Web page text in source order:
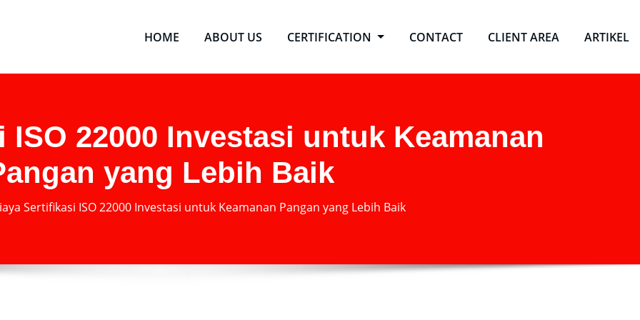
HOME ABOUT US CERTIFICATION CONTACT CLIENT AREA ARTIKEL
22000 Investasi untuk Keamanan
yang Lebih Baik
Sertifikasi ISO 22000 Investasi untuk Keamanan Pangan yang Lebih Baik